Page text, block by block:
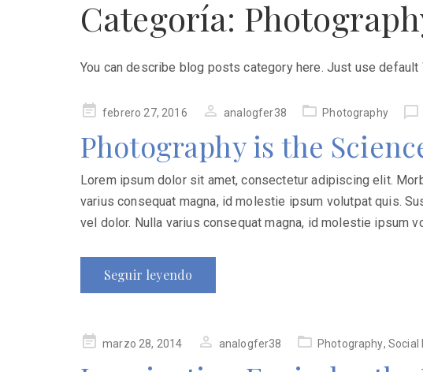
Categoría:
You can describe blog posts category here. Just use
Publicado
febrero 27, 2016 analogfer38 Photography
Photography is the
Lorem ipsum dolor sit amet, consectetur adipiscing elit.
varius consequat magna, id molestie ipsum volutpat quis.
vel dolor. Nulla varius consequat magna, id molestie ipsum
Seguir leyendo
Publicado
marzo 28, 2014 analogfer38 Photography, Social